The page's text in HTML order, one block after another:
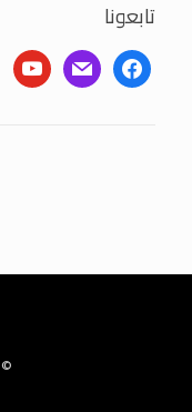
تابعونا
facebook
mail
youtube
© 2021 مسيحيو اليمن